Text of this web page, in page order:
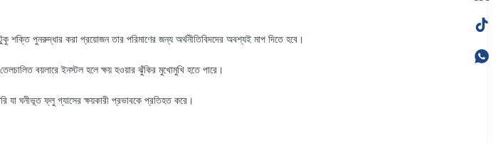
শক্তি পুনরুদ্ধার করা প্রয়োজন তার পরিমাণের জন্য অর্থনীতিবিদদের অবশ্যই মাপ দিতে হবে।
বয়লারে ইনস্টল হলে ক্ষয় হওয়ার ঝুঁকির মুখোমুখি হতে পারে।
যা ঘনীভূত ফ্লু গ্যাসের ক্ষয়কারী প্রভাবকে প্রতিহত করে।